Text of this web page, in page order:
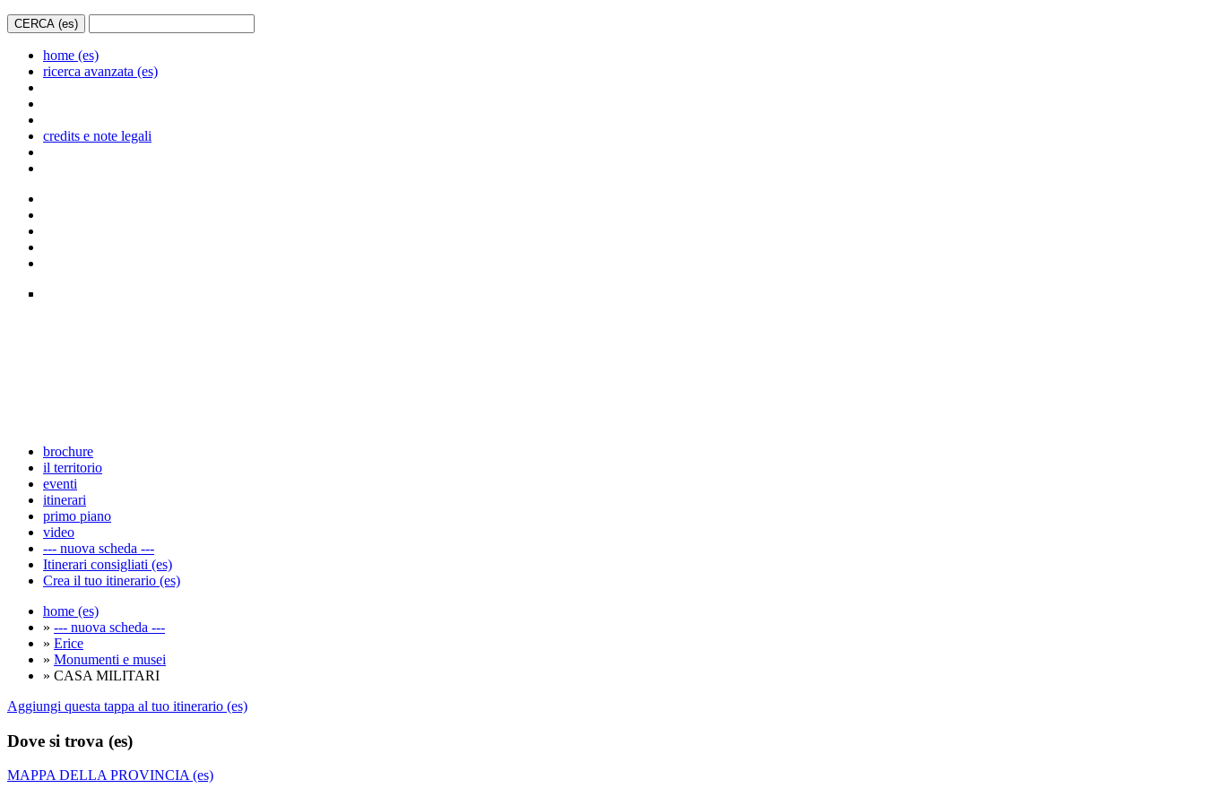
home (es)
ricerca avanzata (es)
credits e note legali
brochure
il territorio
eventi
itinerari
primo piano
video
--- nuova scheda ---
Itinerari consigliati (es)
Crea il tuo itinerario (es)
home (es)
» --- nuova scheda ---
» Erice
» Monumenti e musei
» CASA MILITARI
Aggiungi questa tappa al tuo itinerario (es)
Dove si trova (es)
MAPPA DELLA PROVINCIA (es)